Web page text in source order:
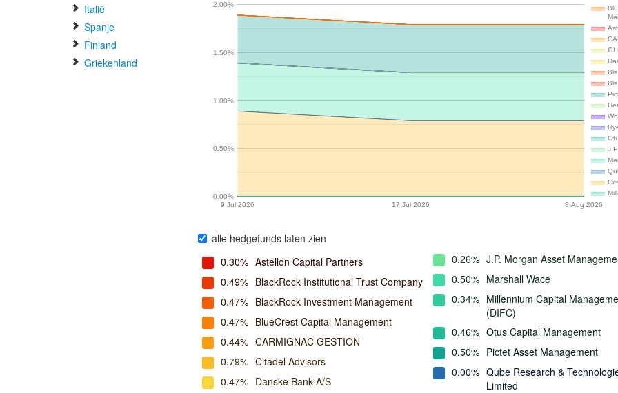
Italië
Spanje
Finland
Griekenland
9 Jul 2026
17 Jul 2026 8 Aug 2026
0.00%
0.50%
1.00%
1.50%
2.00%
alle hedgefunds laten zien
0.30% Astellon Capital Partners
0.49% BlackRock Institutional Trust Company
0.47% BlackRock Investment Management
0.47% BlueCrest Capital Management
0.44% CARMIGNAC GESTION
0.79% Citadel Advisors
0.47% Danske Bank A/S
0.26% J.P. Morgan Asset
0.50% Marshall Wace
0.34% Millennium Capital
(DIFC)
0.46% Otus Capital Management
0.50% Pictet Asset Management
0.00% Qube Research &
Limited